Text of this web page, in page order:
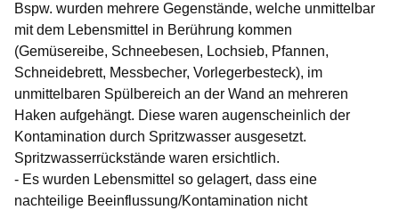
Bspw. wurden mehrere Gegenstände, welche unmittelbar
mit dem Lebensmittel in Berührung kommen
(Gemüsereibe, Schneebesen, Lochsieb, Pfannen,
Schneidebrett, Messbecher, Vorlegerbesteck), im
unmittelbaren Spülbereich an der Wand an mehreren
Haken aufgehängt. Diese waren augenscheinlich der
Kontamination durch Spritzwasser ausgesetzt.
Spritzwasserrückstände waren ersichtlich.
- Es wurden Lebensmittel so gelagert, dass eine
nachteilige Beeinflussung/Kontamination nicht